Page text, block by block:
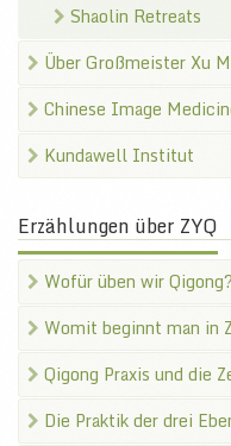
Shaolin Retreats
Über Großmeister Xu
Chinese Image
Kundawell Institut
Erzählungen über ZYQ
Wofür üben wir Qigong?
Womit beginnt man in
Qigong Praxis und die
Die Praktik der drei